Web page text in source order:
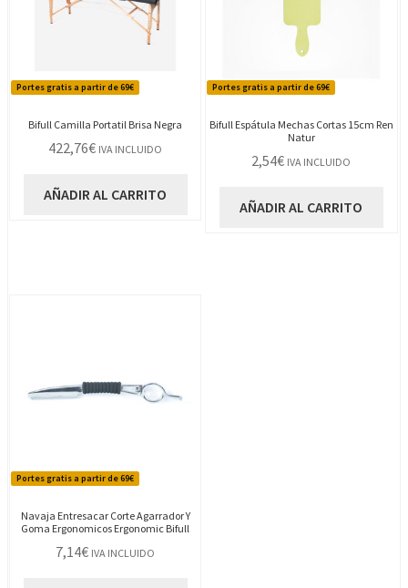
Portes gratis a partir de 69€
Bifull Camilla Portatil Brisa Negra
422,76€ IVA INCLUIDO
AÑADIR AL CARRITO
Portes gratis a partir de 69€
Bifull Espátula Mechas Cortas 15cm Ren
Natur
2,54€ IVA INCLUIDO
AÑADIR AL CARRITO
Portes gratis a partir de 69€
Navaja Entresacar Corte Agarrador Y
Goma Ergonomicos Ergonomic Bifull
7,14€ IVA INCLUIDO